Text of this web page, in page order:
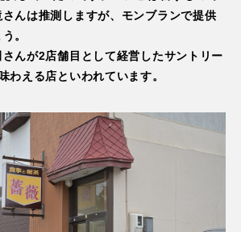
んは推測しますが、モンブランで提供
。
んが2店舗目として経営したサントリー
える店といわれています。